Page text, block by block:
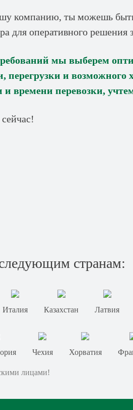
компанию, ты можешь
для оперативного решения
мы выберем
перегрузки и возможного
и времени перевозки,
странам:
Италия Казахстан Латвия
Чехия Хорватия
лицами!